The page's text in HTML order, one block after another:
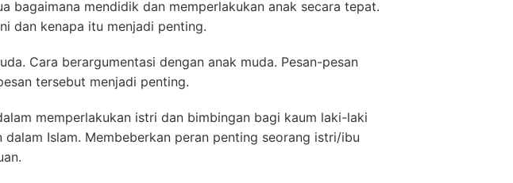
bagaimana mendidik dan memperlakukan anak secara tepat.
dan kenapa itu menjadi penting.
Cara berargumentasi dengan anak muda. Pesan-pesan
tersebut menjadi penting.
memperlakukan istri dan bimbingan bagi kaum laki-laki
Islam. Membeberkan peran penting seorang istri/ibu